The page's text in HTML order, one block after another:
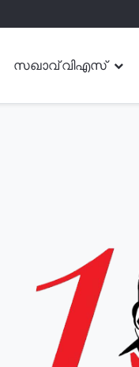
സഖാവ് വിഎസ്